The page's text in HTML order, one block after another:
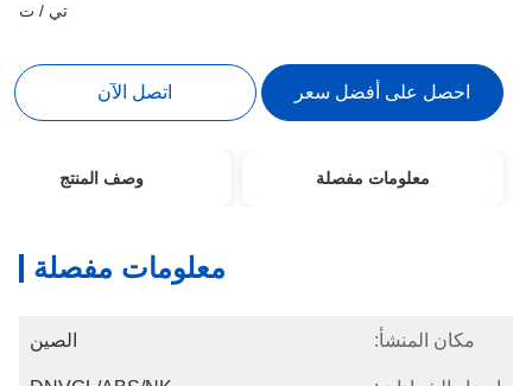
تي / ت
احصل على أفضل سعر اتصل الآن
معلومات مفصلة وصف المنتج
معلومات مفصلة
مكان المنشأ: الصين